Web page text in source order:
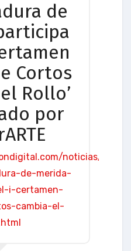
de
Cortos
Rollo’
por
noticias/
de-merida-
i-certamen-
cambia-el-